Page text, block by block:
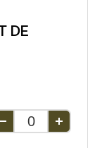
DE
Retirer
Ajouter